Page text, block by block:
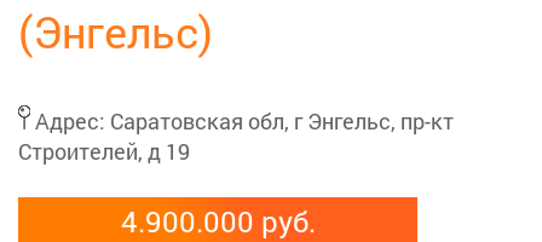
(Энгельс)
Адрес: Саратовская обл, г Энгельс, пр-кт
Строителей, д 19
4.900.000 руб.